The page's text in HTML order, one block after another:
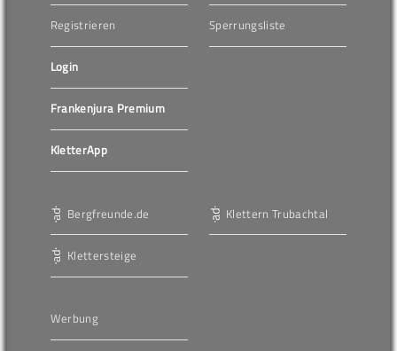
Registrieren
Login
Frankenjura Premium
KletterApp
Sperrungsliste
Bergfreunde.de
Klettersteige
Klettern Trubachtal
Werbung